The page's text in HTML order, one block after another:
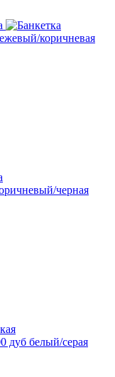
коричневая
черная
дуб белый/серая